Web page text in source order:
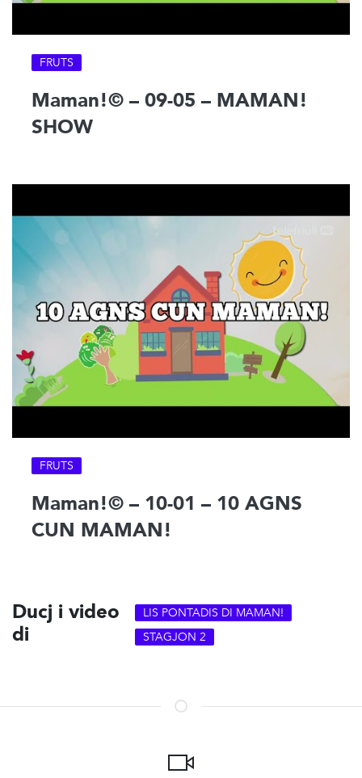
FRUTS
Maman!© – 09-05 – MAMAN!
SHOW
FRUTS
Maman!© – 10-01 – 10 AGNS
CUN MAMAN!
Ducj i video
di
LIS PONTADIS DI MAMAN!
STAGJON 2